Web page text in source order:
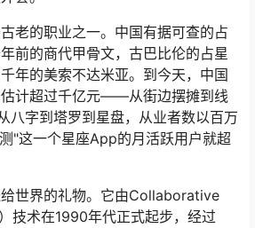
老的职业之一。中国有据可查的占
前的商代甲骨文，古巴比伦的占星
年的美索不达米亚。到今天，中国
估计超过千亿元——从街边摆摊到线
八字到塔罗到星盘，从业者数以百万
"这一个星座App的月活跃用户就超
世界的礼物。它由Collaborative
技术在1990年代正式起步，经过